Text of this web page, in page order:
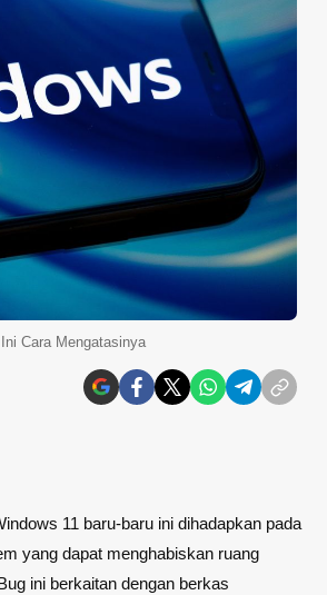
Cara Mengatasinya
11 baru-baru ini dihadapkan pada
yang dapat menghabiskan ruang
ini berkaitan dengan berkas